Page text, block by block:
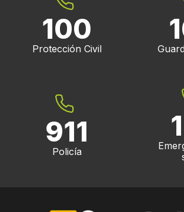
100
Protección Civil
911
Policía